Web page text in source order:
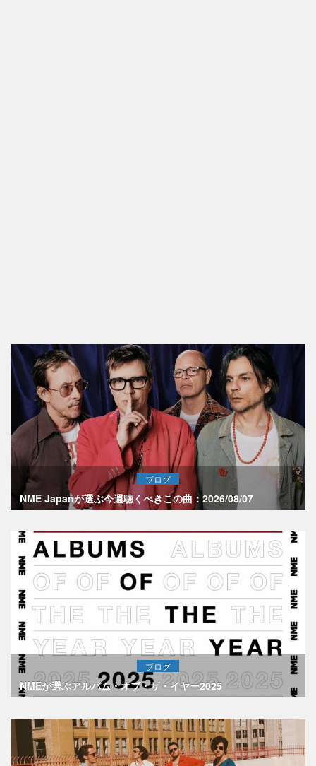
ブログ
NME Japanが選ぶ今週聴くべきこの曲：2026/08/07
ブログ
NMEが選ぶアルバム・オブ・ザ・イヤー2025